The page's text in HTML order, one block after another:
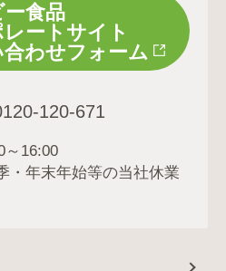
食品
レートサイト
わせフォーム
120-671
～16:00
・年末年始等の当社休業